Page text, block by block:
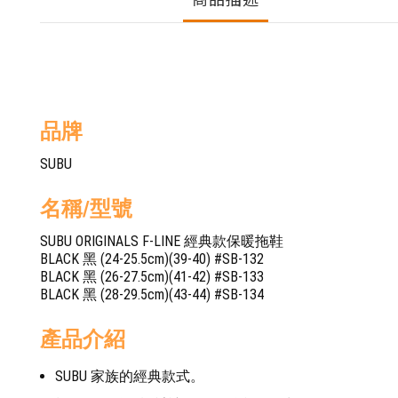
品牌
SUBU
名稱/型號
SUBU ORIGINALS F-LINE 經典款保暖拖鞋
BLACK 黑 (24-25.5cm)(39-40) #SB-132
BLACK 黑 (26-27.5cm)(41-42) #SB-133
BLACK 黑 (28-29.5cm)(43-44) #SB-134
產品介紹
SUBU 家族的經典款式。